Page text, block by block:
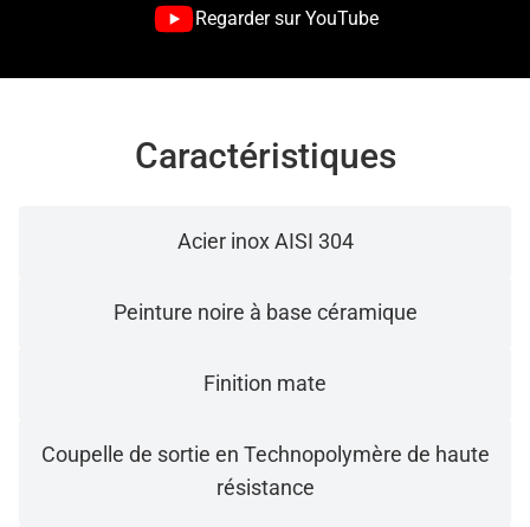
Regarder sur YouTube
Caractéristiques
Acier inox AISI 304
Peinture noire à base céramique
Finition mate
Coupelle de sortie en Technopolymère de haute
résistance